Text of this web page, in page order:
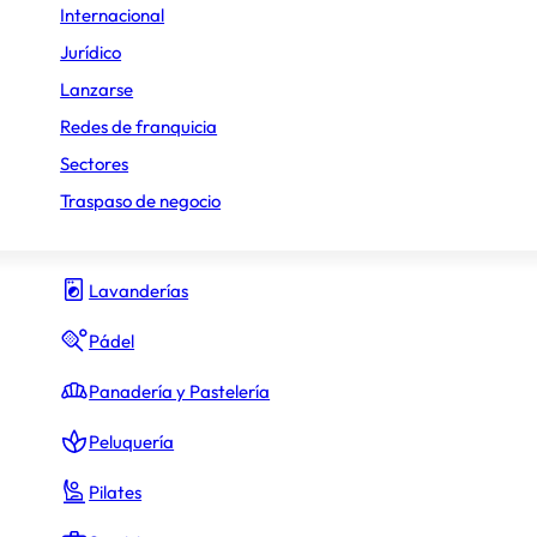
Hamburguesas
Heladerías
Hostelería y Restauración
Lavanderías
Pádel
Panadería y Pastelería
Peluquería
Pilates
Internacional
Jurídico
Lanzarse
Redes de franquicia
Sectores
Traspaso de negocio
de viajes
Nautalia Viajes